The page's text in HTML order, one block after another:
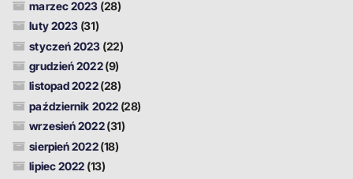
marzec 2023 (28)
luty 2023 (31)
styczeń 2023 (22)
grudzień 2022(9)
listopad 2022(28)
październik 2022(28)
wrzesień 2022(31)
sierpień 2022(18)
lipiec 2022 (13)